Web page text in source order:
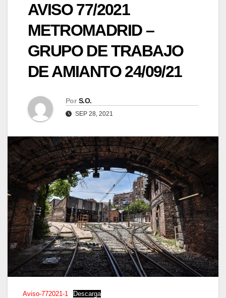
AVISO 77/2021
METROMADRID –
GRUPO DE TRABAJO
DE AMIANTO 24/09/21
Por S.O.
SEP 28, 2021
Aviso-772021-1 Descarga